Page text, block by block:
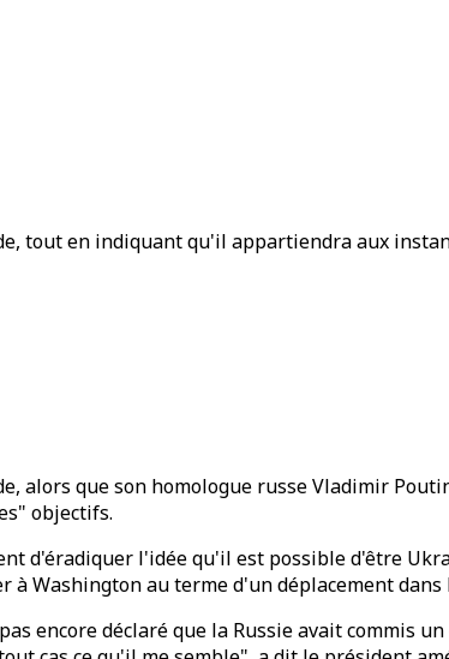
tout en indiquant qu'il appartiendra aux
alors que son homologue russe Vladimir
objectifs.
d'éradiquer l'idée qu'il est possible d'être
à Washington au terme d'un déplacement dans
encore déclaré que la Russie avait commis